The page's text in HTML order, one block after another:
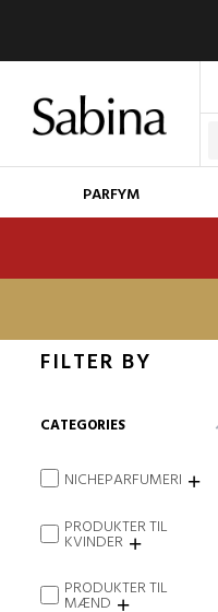
PARFYM
FILTER BY
CATEGORIES
NICHEPARFUMERI
PRODUKTER TIL
KVINDER
PRODUKTER TIL
MÆND